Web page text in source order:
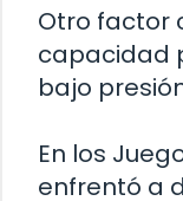
Otro factor
capacidad
bajo
En los
enfrentó a